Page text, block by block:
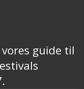
guide til